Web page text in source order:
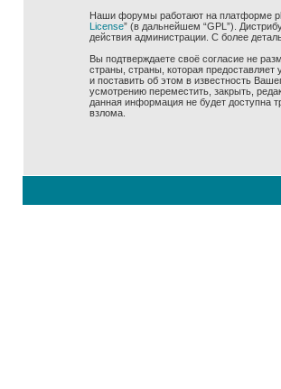
Наши форумы работают на платформе
License” (в дальнейшем “GPL”).
действия администрации. С более
Вы подтверждаете своё согласие не
страны, страны, которая
и поставить об этом в известность
усмотрению переместить, закрыть,
данная информация не будет доступна
взлома.